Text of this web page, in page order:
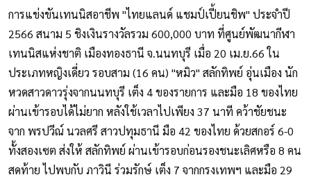
การแข่งขันเทนนิสอาชีพ "ไทยแลนด์ แชมป์เปี้ยนชิพ" ประจำปี
2566 สนาม 5 ชิงเงินรางวัลรวม 600,000 บาท ที่ศูนย์พัฒนากีฬา
เทนนิสแห่งชาติ เมืองทองธานี จ.นนทบุรี เมื่อ 20 เม.ย.66 ใน
ประเภทหญิงเดี่ยว รอบสาม (16 คน) "หมิว" สลักทิพย์ อุ่นเมือง นัก
หวดสาวดาวรุ่งจากนนทบุรี เต็ง 4 ของรายการ และมือ 18 ของไทย
ผ่านเข้ารอบได้ไม่ยาก หลังใช้เวลาไปเพียง 37 นาที คว้าชัยชนะ
จาก พรปวีณ์ นวลศรี สาวปทุมธานี มือ 42 ของไทย ด้วยสกอร์ 6-0
ทั้งสองเซต ส่งให้ สลักทิพย์ ผ่านเข้ารอบก่อนรองชนะเลิศหรือ 8 คน
สุดท้าย ไปพบกับ ภาวินี ร่วมรักษ์ เต็ง 7 จากกรุงเทพฯ และมือ 29